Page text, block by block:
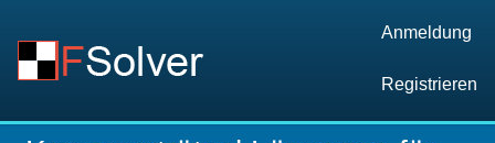
Anmeldung
Registrieren